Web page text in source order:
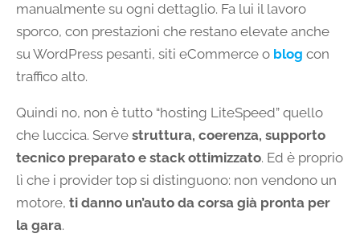
manualmente su ogni dettaglio. Fa lui il lavoro
sporco, con prestazioni che restano elevate anche
su WordPress pesanti, siti eCommerce o blog con
traffico alto.
Quindi no, non è tutto “hosting LiteSpeed” quello
che luccica. Serve struttura, coerenza, supporto
tecnico preparato e stack ottimizzato. Ed è proprio
lì che i provider top si distinguono: non vendono un
motore, ti danno un’auto da corsa già pronta per
la gara.